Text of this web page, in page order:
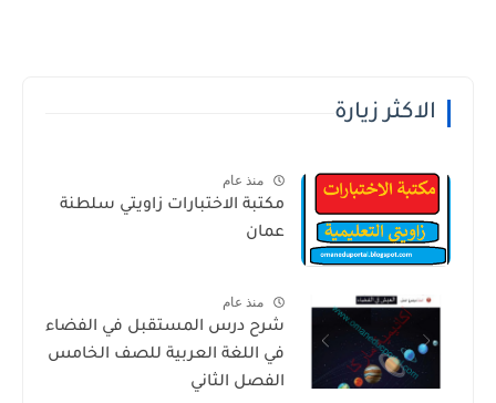
الاكثر زيارة
منذ عام
مكتبة الاختبارات زاويتي سلطنة
عمان
منذ عام
شرح درس المستقبل في الفضاء
في اللغة العربية للصف الخامس
الفصل الثاني